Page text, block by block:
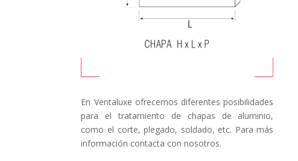
En Ventaluxe ofrecemos diferentes posibilidades
para el tratamiento de chapas de aluminio,
como el corte, plegado, soldado, etc. Para más
información contacta con nosotros.